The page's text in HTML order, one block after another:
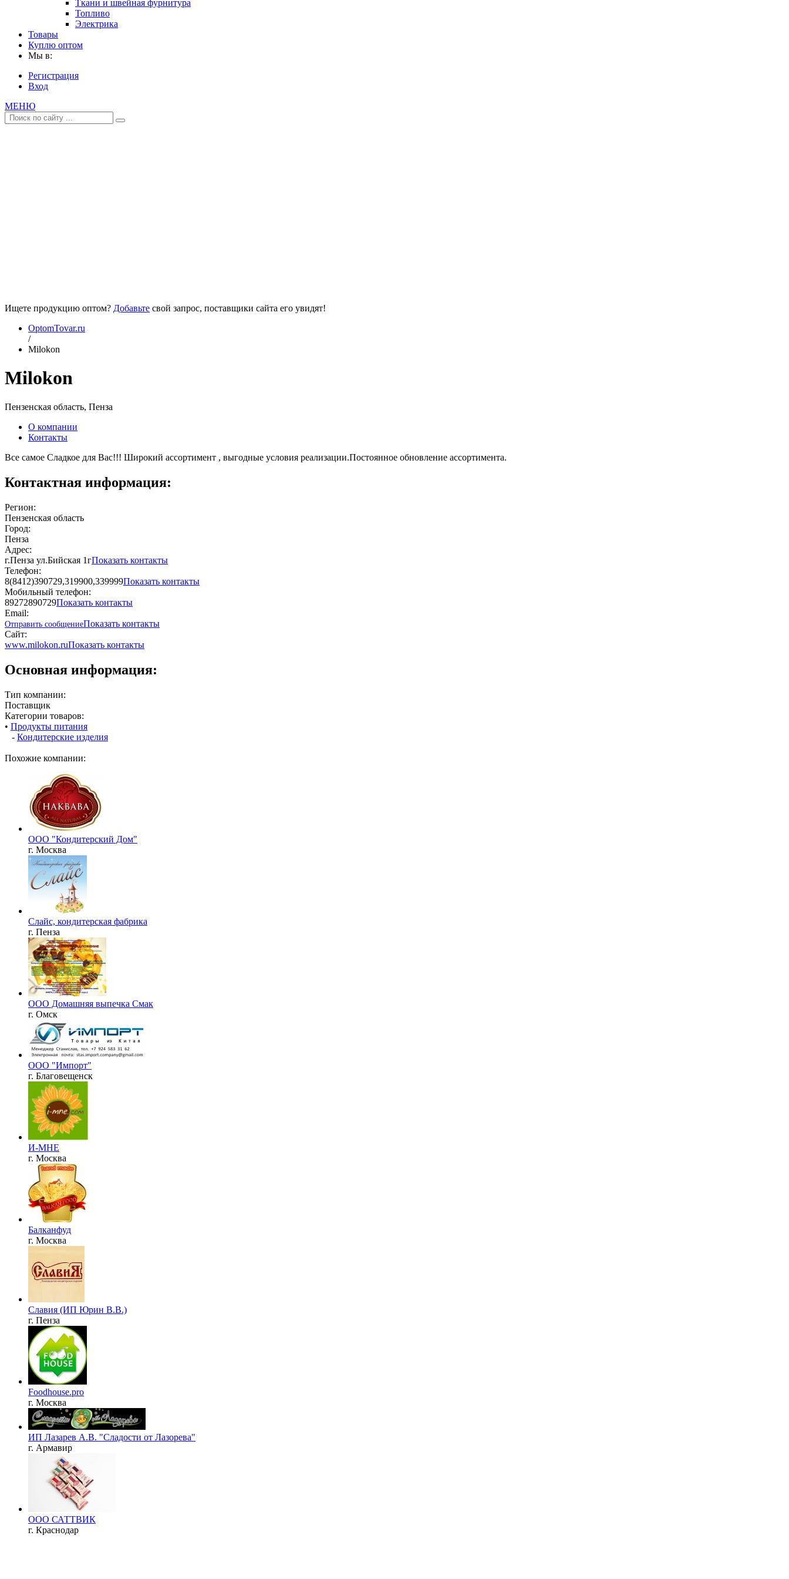
Ткани и швейная фурнитура
Топливо
Электрика
Товары
Куплю оптом
Мы в:
Регистрация
Вход
МЕНЮ
Ищете продукцию оптом? Добавьте свой запрос, поставщики сайта его увидят!
OptomTovar.ru
/
Milokon
Milokon
Пензенская область, Пенза
О компании
Контакты
Все самое Сладкое для Вас!!! Широкий ассортимент , выгодные условия реализации.Постоянное обновление ассортимента.
Контактная информация:
Регион:
Пензенская область
Город:
Пенза
Адрес:
г.Пенза ул.Бийская 1гПоказать контакты
Телефон:
8(8412)390729,319900,339999Показать контакты
Мобильный телефон:
89272890729Показать контакты
Email:
Отправить сообщениеПоказать контакты
Сайт:
www.milokon.ruПоказать контакты
Основная информация:
Тип компании:
Поставщик
Категории товаров:
• Продукты питания
- Кондитерские изделия
Похожие компании:
ООО "Кондитерский Дом"
г. Москва
Слайс, кондитерская фабрика
г. Пенза
ООО Домашняя выпечка Смак
г. Омск
ООО "Импорт"
г. Благовещенск
И-МНЕ
г. Москва
Балканфуд
г. Москва
Славия (ИП Юрин В.В.)
г. Пенза
Foodhouse.pro
г. Москва
ИП Лазарев А.В. "Сладости от Лазорева"
г. Армавир
ООО САТТВИК
г. Краснодар